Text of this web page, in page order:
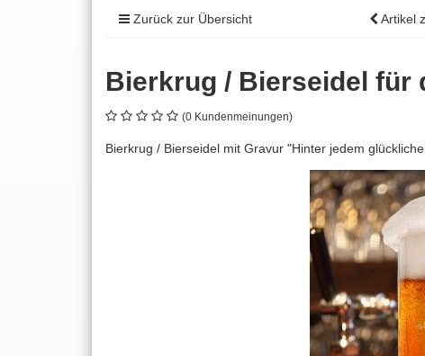
Zurück zur Übersicht Artikel
Bierkrug / Bierseidel für
(0 Kundenmeinungen)
Bierkrug / Bierseidel mit Gravur "Hinter jedem